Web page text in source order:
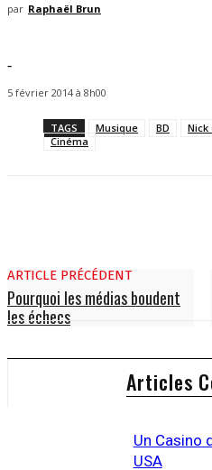
par Raphaël Brun
-
5 février 2014 à 8h00
TAGS Musique BD Nick
Cinéma
ARTICLE PRÉCÉDENT
Pourquoi les médias boudent
les échecs
Articles
Un Casino
USA